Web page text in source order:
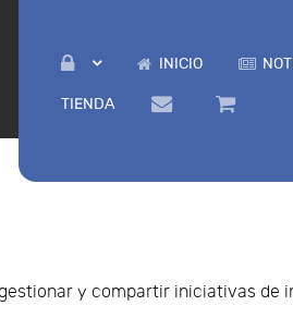
INICIO
TIENDA
y compartir iniciativas de